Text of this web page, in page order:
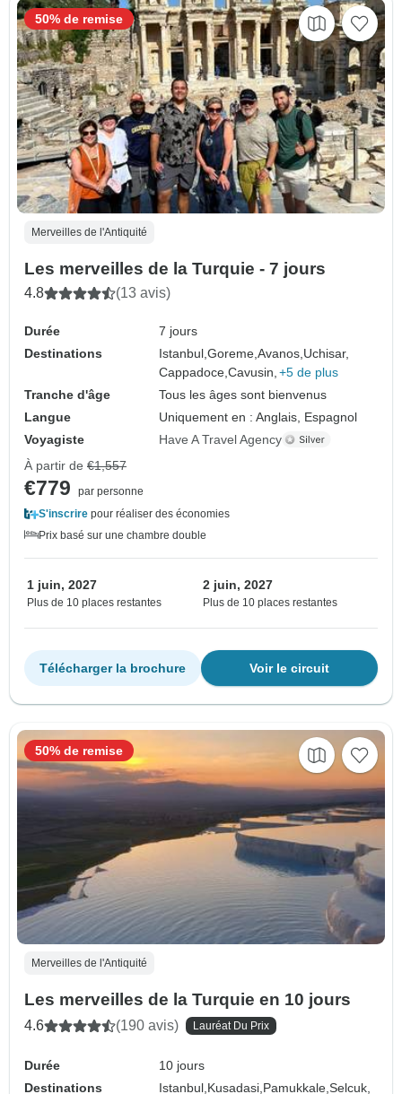
Merveilles de l'Antiquité
Les merveilles de la Turquie - 7 jours
4.8 (13 avis)
Durée
7 jours
Destinations
Istanbul,Goreme,Avanos, Uchisar,
Cappadoce,Cavusin, +5 de plus
Tranche d'âge
Tous les âges sont bienvenus
Langue
Uniquement en : Anglais, Espagnol
Voyagiste
Have A Travel Agency
50% de remise
À partir de €1,557
€779
par personne
S'inscrire pour réaliser des économies
Prix basé sur une chambre double
1 juin, 2027
Plus de 10 places restantes
2 juin, 2027
Plus de 10 places restantes
Voir le circuit
Télécharger la brochure
Merveilles de l'Antiquité
Les merveilles de la Turquie en 10 jours
4.6 (190 avis) Lauréat Du Prix
Durée
10 jours
Destinations
Istanbul, Kusadasi, Pamukkale,Selcuk,
50% de remise